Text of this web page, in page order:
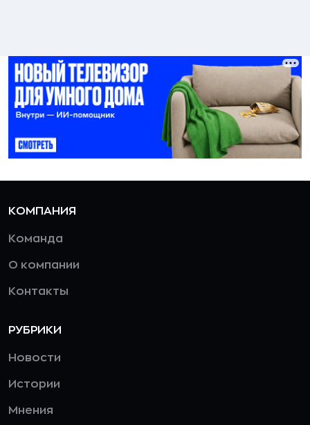
КОМПАНИЯ
Команда
О компании
Контакты
РУБРИКИ
Новости
Истории
Мнения